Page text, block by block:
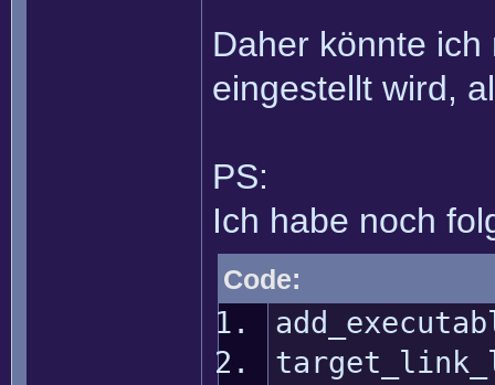
Daher könnte
eingestellt wird,
PS:
Ich habe noch
Code: